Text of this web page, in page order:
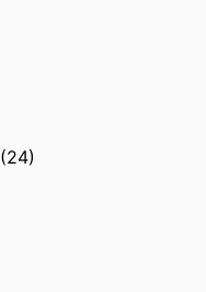
(24)